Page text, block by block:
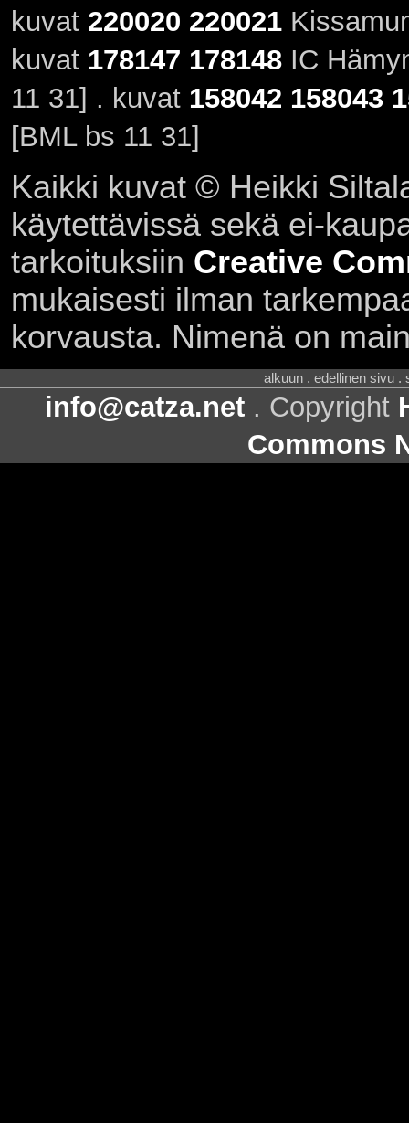
kuvat 220020 220021
kuvat 178147 178148IC
11 31] . kuvat 158042 158043
[BML bs 11 31]
Kaikki kuvat © Heikki
käytettävissä sekä ei-
tarkoituksiin Creative
mukaisesti ilman
korvausta. Nimenä on
alkuun . edellinen sivu .
info@catza.net . Copyright
Commons